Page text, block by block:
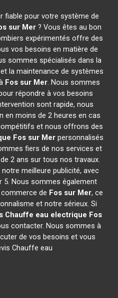
fiable pour votre système de
sur Mer? Vous êtes au bon
expérimentés offre des
vos besoins en matière de
sommes spécialisés dans la
la maintenance de systèmes
Fos sur Mer. Nous sommes
répondre à vos besoins
sont rapide, nous
en moins de 2 heures en cas
et nous offrons des
Fos sur Merpersonnalisés
fiers de nos services et
2 ans sur tous nos travaux.
meilleure publicité, avec
5. Nous sommes également
de Fos sur Mer, ce
et notre sérieux. Si
Chauffe eau electrique Fos
contacter. Nous sommes à
de vos besoins et vous
Chauffe eau